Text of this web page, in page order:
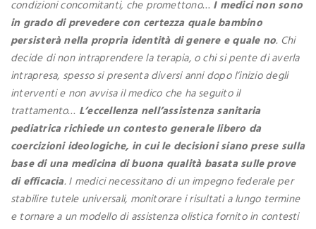
condizioni concomitanti, che promettono… I medici non sono
in grado di prevedere con certezza quale bambino
persisterà nella propria identità di genere e quale no. Chi
decide di non intraprendere la terapia, o chi si pente di averla
intrapresa, spesso si presenta diversi anni dopo l’inizio degli
interventi e non avvisa il medico che ha seguito il
trattamento… L’eccellenza nell’assistenza sanitaria
pediatrica richiede un contesto generale libero da
coercizioni ideologiche, in cui le decisioni siano prese sulla
base di una medicina di buona qualità basata sulle prove
di efficacia. I medici necessitano di un impegno federale per
stabilire tutele universali, monitorare i risultati a lungo termine
e tornare a un modello di assistenza olistica fornito in contesti